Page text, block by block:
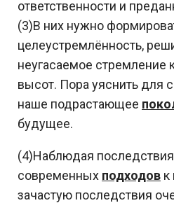
ответственности и
(3)В них нужно
целеустремлённость,
неугасаемое стремление
высот. Пора уяснить для
наше подрастающее
будущее.
(4)Наблюдая последствия
современных подходов к
зачастую последствия